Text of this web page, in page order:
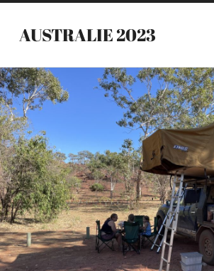
AUSTRALIE 2023